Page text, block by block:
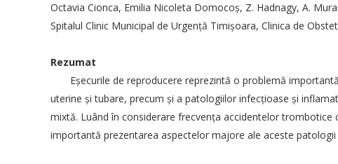
Octavia Cionca, Emilia Nicoleta Domocoş, Z. Hadnagy, A.
Spitalul Clinic Municipal de Urgenţă Timişoara, Clinica de
Rezumat
Eşecurile de reproducere reprezintă o problemă
uterine şi tubare, precum şi a patologiilor infecţioase şi
mixtă. Luând în considerare frecvenţa accidentelor
importantă prezentarea aspectelor majore ale aceste
Adresa:Intrarea Gliei nr. 8, sect. 1,
014128, Bucuresti
CUI: 10141368
E-mail:conducerea.sogr@gmail.com
admin@sogr.ro
PARTENER
Politica de
Contact